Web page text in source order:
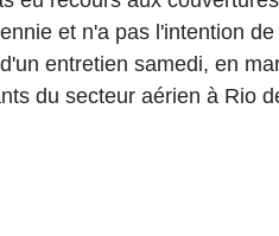
et n'a pas l'intention de
entretien samedi, en
du secteur aérien à Rio